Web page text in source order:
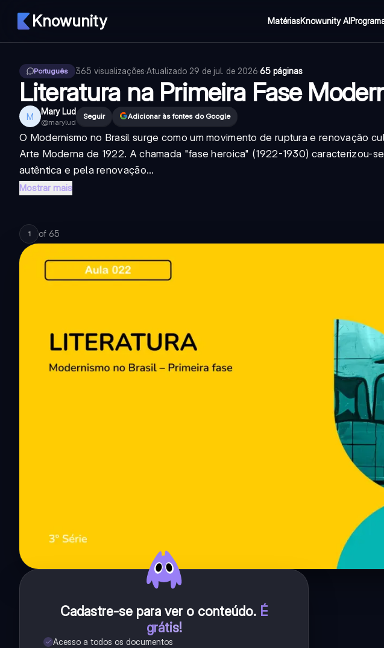
Knowunity MatériasKnowunity AI
Português 365 visualizações·Atualizado 29 de jul. de 2026·65 páginas
Literatura na Primeira Fase
M Mary Lud
@marylud
Seguir Adicionar às fontes do Google
O Modernismo no Brasil surge como um movimento de ruptura e renovação
Arte Moderna de 1922. A chamada "fase heroica" (1922-1930) caracterizou-
autêntica e pela renovação...
Mostrar mais
1 of 65
Cadastre-se para ver o conteúdo. É
grátis!
Acesso a todos os documentos